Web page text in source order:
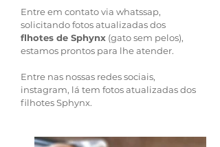
Entre em contato via whatssap,
solicitando fotos atualizadas dos
flhotes de Sphynx (gato sem pelos),
estamos prontos para lhe atender.
Entre nas nossas redes sociais,
instagram, lá tem fotos atualizadas dos
filhotes Sphynx.